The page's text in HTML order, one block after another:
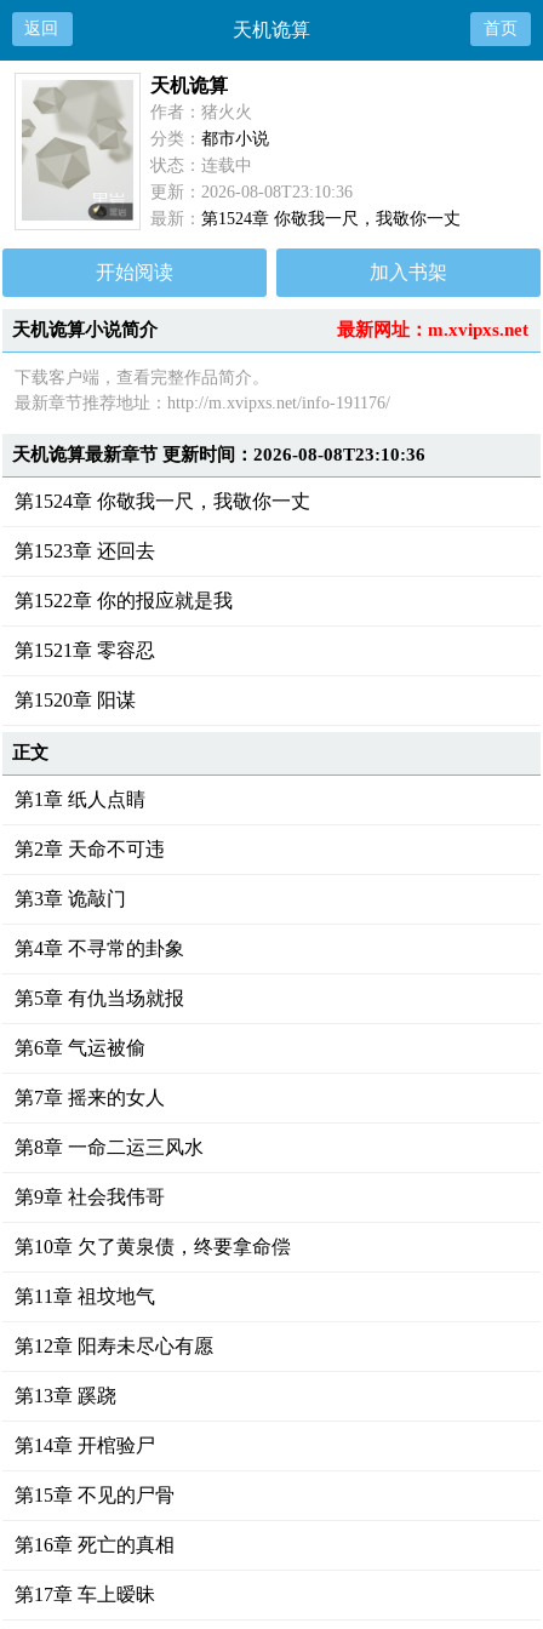
返回 天机诡算 首页
天机诡算
作者：猪火火
分类：都市小说
状态：连载中
更新：2026-08-08T23:10:36
最新：第1524章 你敬我一尺，我敬你一丈
开始阅读 加入书架
最新网址：m.xvipxs.net
天机诡算小说简介
下载客户端，查看完整作品简介。
最新章节推荐地址：http://m.xvipxs.net/info-191176/
天机诡算最新章节 更新时间：2026-08-08T23:10:36
第1524章 你敬我一尺，我敬你一丈
第1523章 还回去
第1522章 你的报应就是我
第1521章 零容忍
第1520章 阳谋
正文
第1章 纸人点睛
第2章 天命不可违
第3章 诡敲门
第4章 不寻常的卦象
第5章 有仇当场就报
第6章 气运被偷
第7章 摇来的女人
第8章 一命二运三风水
第9章 社会我伟哥
第10章 欠了黄泉债，终要拿命偿
第11章 祖坟地气
第12章 阳寿未尽心有愿
第13章 蹊跷
第14章 开棺验尸
第15章 不见的尸骨
第16章 死亡的真相
第17章 车上暧昧